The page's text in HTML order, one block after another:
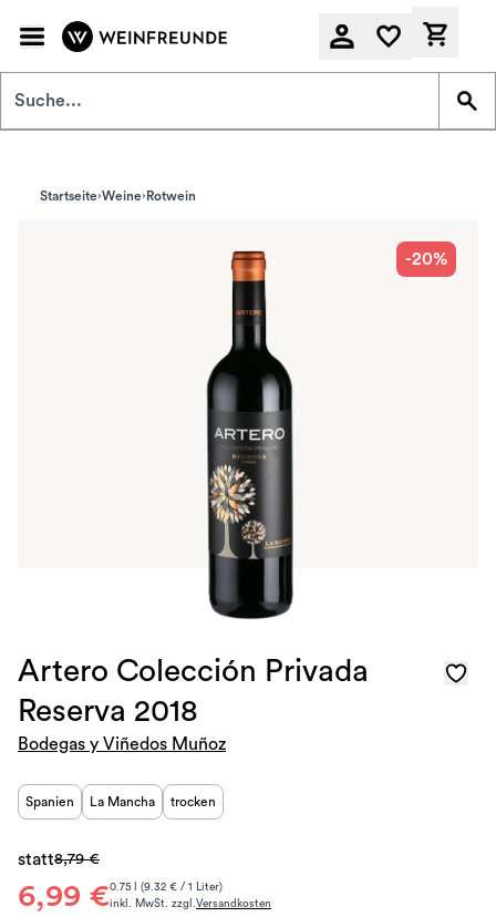
Startseite Weine Rotwein
-20%
Artero Colección Privada
Reserva 2018
Bodegas y Viñedos Muñoz
Spanien La Mancha trocken
6,99 €
statt8,79 €
0.75 l (9.32 € / 1 Liter)
inkl. MwSt. zzgl.Versandkosten